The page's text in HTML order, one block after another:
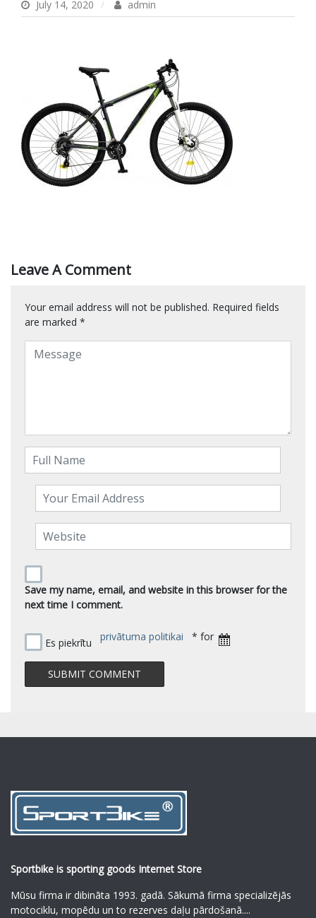
July 14, 2020 admin
Leave A Comment
Your email address will not be published. Required fields
are marked *
Save my name, email, and website in this browser for the
next time I comment.
Es piekrītu privātuma politikai * for
Sportbike is sporting goods Internet Store
Mūsu firma ir dibināta 1993. gadā. Sākumā firma specializējās
motociklu, mopēdu un to rezerves daļu pārdošanā....